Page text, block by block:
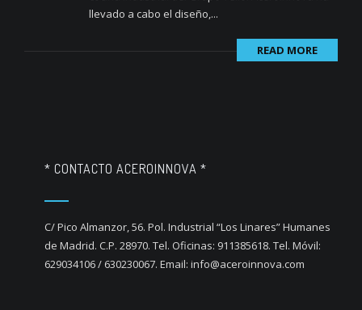
llevado a cabo el diseño,...
READ MORE
* CONTACTO ACEROINNOVA *
C/ Pico Almanzor, 56. Pol. Industrial “Los Linares” Humanes
de Madrid. C.P. 28970. Tel. Oficinas: 911385618. Tel. Móvil:
629034106 / 630230067. Email: info@aceroinnova.com